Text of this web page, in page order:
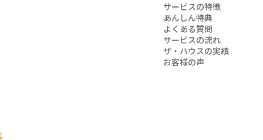
サービスの特徴
あんしん特典
よくある質問
サービスの流れ
ザ・ハウスの実績
お客様の声